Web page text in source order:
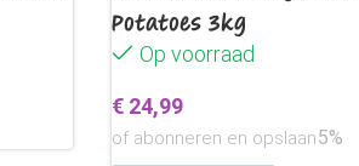
Potatoes 3kg
Op voorraad
€ 24,99
of abonneren en opslaan5%